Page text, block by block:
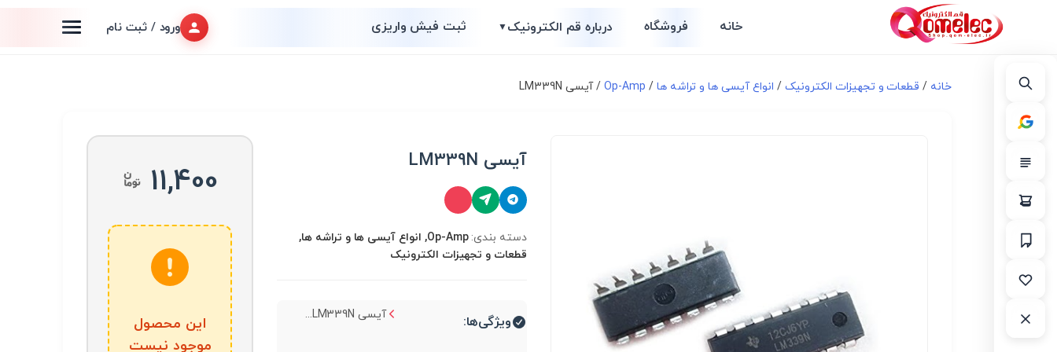
خانه فروشگاه درباره قم الکترونیک▼ ثبت فیش واریزی ورود / ثبت نام
خانه / قطعات و تجهیزات الکترونیک / انواع آیسی ها و تراشه ها /
Op-Amp/ آیسی LM339N
آیسی LM339N
دسته بندی:
Op-Amp, انواع آیسی ها و تراشه ها,
قطعات و تجهیزات الکترونیک
ویژگی‌ها: آیسی LM339N...
11,400
این محصول
موجود نیست